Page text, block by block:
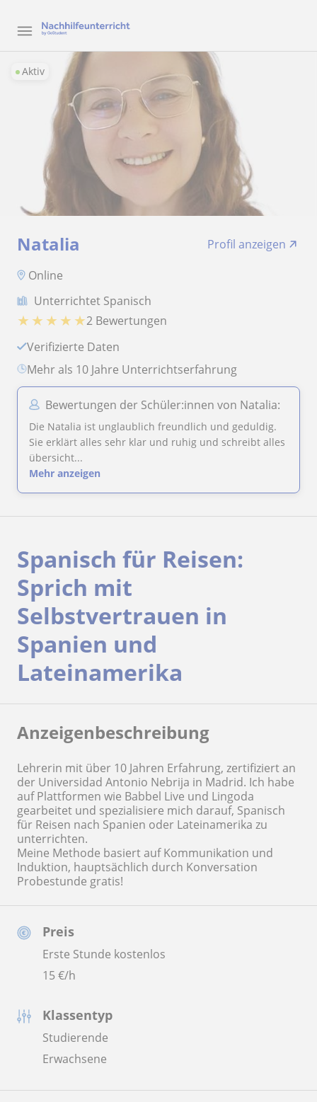
Aktiv
Natalia
Profil anzeigen
Online
Unterrichtet Spanisch
★ ★ ★ ★ ★2 Bewertungen
Verifizierte Daten
Mehr als 10 Jahre Unterrichtserfahrung
Bewertungen der Schüler:innen von Natalia:
Die Natalia ist unglaublich freundlich und geduldig.
Sie erklärt alles sehr klar und ruhig und schreibt alles
übersicht...
Mehr anzeigen
Preis
Erste Stunde kostenlos
15€/h
Klassentyp
Studierende
Erwachsene
Spanisch für Reisen:
Sprich mit
Selbstvertrauen in
Spanien und
Lateinamerika
Anzeigenbeschreibung
Lehrerin mit über 10 Jahren Erfahrung, zertifiziert an
der Universidad Antonio Nebrija in Madrid. Ich habe
auf Plattformen wie Babbel Live und Lingoda
gearbeitet und spezialisiere mich darauf, Spanisch
für Reisen nach Spanien oder Lateinamerika zu
unterrichten.
Meine Methode basiert auf Kommunikation und
Induktion, hauptsächlich durch Konversation
Probestunde gratis!